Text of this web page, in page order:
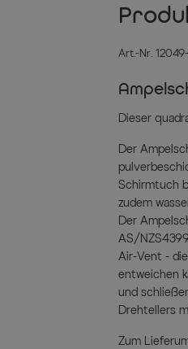
Art.-Nr.
Dieser
Der
Schirmtuch
zudem
Der
AS/
Air-Vent -
entweichen
und
Drehtellers
Zum